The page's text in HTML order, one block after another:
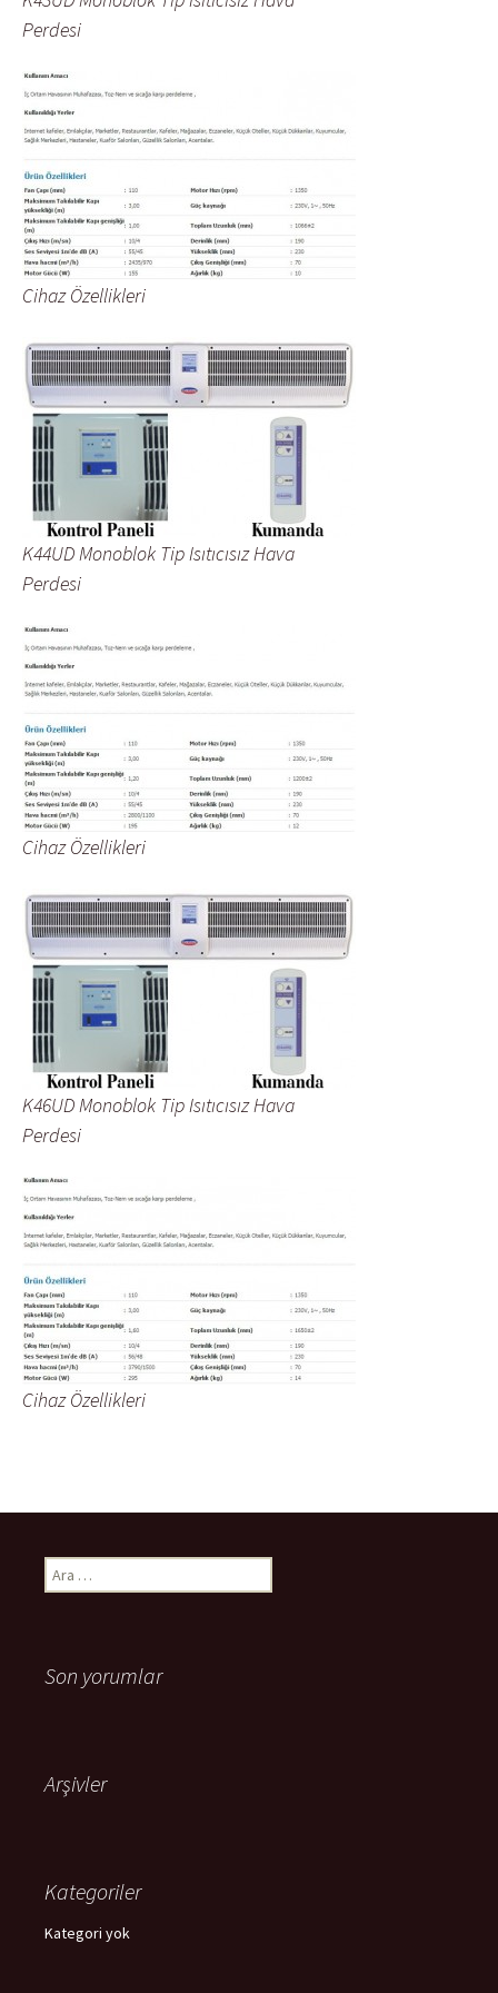
Perdesi
Cihaz Özellikleri
K44UD Monoblok Tip Isıtıcısız Hava
Perdesi
Cihaz Özellikleri
K46UD Monoblok Tip Isıtıcısız Hava
Perdesi
Cihaz Özellikleri
Arama:
Son yorumlar
Arşivler
Kategoriler
Kategori yok